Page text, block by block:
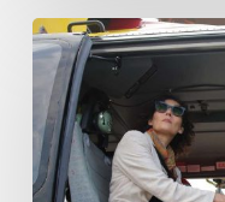
La
Commissaire
Hadja
Lahbib
en
Gironde
pour